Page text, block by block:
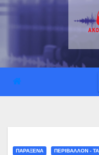
ΠΑΡΑΞΕΝΑ ΠΕΡΙΒΑΛΛΟΝ -